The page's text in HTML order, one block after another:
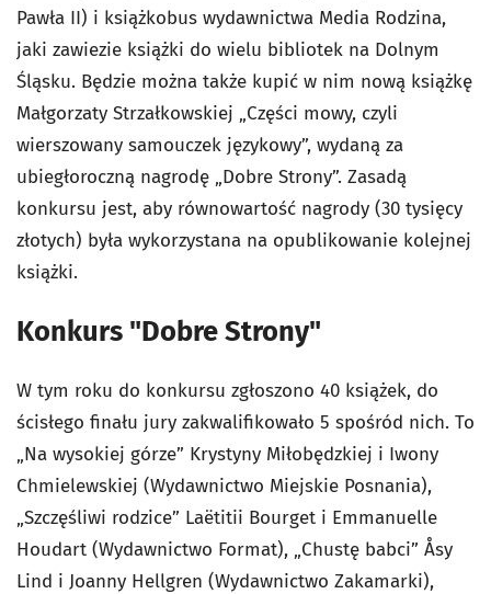
Pawła II) i książkobus wydawnictwa Media Rodzina,
jaki zawiezie książki do wielu bibliotek na Dolnym
Śląsku. Będzie można także kupić w nim nową książkę
Małgorzaty Strzałkowskiej „Części mowy, czyli
wierszowany samouczek językowy”, wydaną za
ubiegłoroczną nagrodę „Dobre Strony”. Zasadą
konkursu jest, aby równowartość nagrody (30 tysięcy
złotych) była wykorzystana na opublikowanie kolejnej
książki.
Konkurs "Dobre Strony"
W tym roku do konkursu zgłoszono 40 książek, do
ścisłego finału jury zakwalifikowało 5 spośród nich. To
„Na wysokiej górze” Krystyny Miłobędzkiej i Iwony
Chmielewskiej (Wydawnictwo Miejskie Posnania),
„Szczęśliwi rodzice” Laëtitii Bourget i Emmanuelle
Houdart (Wydawnictwo Format), „Chustę babci” Åsy
Lind i Joanny Hellgren (Wydawnictwo Zakamarki),